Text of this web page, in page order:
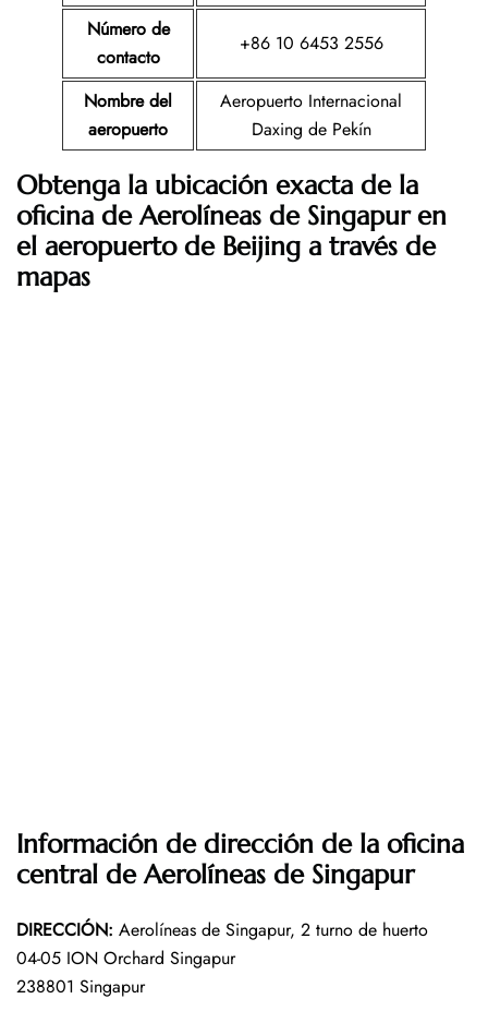
Número de
contacto
+86 10 6453 2556
Nombre del
aeropuerto
Aeropuerto Internacional
Daxing de Pekín
Obtenga la ubicación exacta de la
oficina de Aerolíneas de Singapur en
el aeropuerto de Beijing a través de
mapas
Información de dirección de la oficina
central de Aerolíneas de Singapur
DIRECCIÓN: Aerolíneas de Singapur, 2 turno de huerto
04-05 ION Orchard Singapur
238801 Singapur